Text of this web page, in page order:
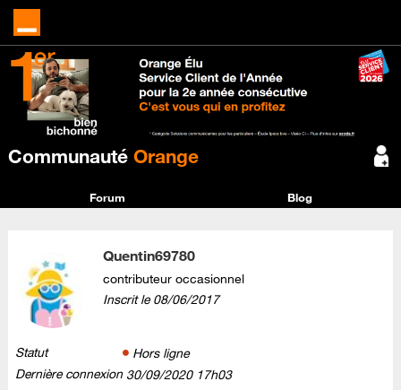
Communauté Orange
Forum Blog
Quentin69780
contributeur occasionnel
Inscrit le‎08/06/2017
Statut
Hors ligne
Dernière connexion ‎30/09/2020 17h03